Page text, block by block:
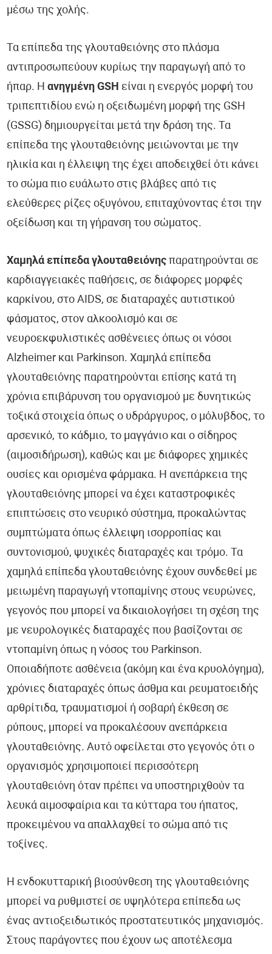
μέσω της χολής.
Τα επίπεδα της γλουταθειόνης στο πλάσμα
αντιπροσωπεύουν κυρίως την παραγωγή από το
ήπαρ. Ηανηγμένη GSH είναι η ενεργός μορφή του
τριπεπτιδίου ενώ η οξειδωμένη μορφή της GSH
(GSSG) δημιουργείται μετά την δράση της. Τα
επίπεδα της γλουταθειόνης μειώνονται με την
ηλικία και η έλλειψη της έχει αποδειχθεί ότι κάνει
το σώμα πιο ευάλωτο στις βλάβες από τις
ελεύθερες ρίζες οξυγόνου, επιταχύνοντας έτσι την
οξείδωση και τη γήρανση του σώματος.
Χαμηλά επίπεδα γλουταθειόνης παρατηρούνται σε
καρδιαγγειακές παθήσεις, σε διάφορες μορφές
καρκίνου, στο AIDS, σε διαταραχές αυτιστικού
φάσματος, στον αλκοολισμό και σε
νευροεκφυλιστικές ασθένειες όπως οι νόσοι
Alzheimer και Parkinson. Χαμηλά επίπεδα
γλουταθειόνης παρατηρούνται επίσης κατά τη
χρόνια επιβάρυνση του οργανισμού με δυνητικώς
τοξικά στοιχεία όπως ο υδράργυρος, ο μόλυβδος, το
αρσενικό, το κάδμιο, το μαγγάνιο και ο σίδηρος
(αιμοσιδήρωση), καθώς και με διάφορες χημικές
ουσίες και ορισμένα φάρμακα. Η ανεπάρκεια της
γλουταθειόνης μπορεί να έχει καταστροφικές
επιπτώσεις στο νευρικό σύστημα, προκαλώντας
συμπτώματα όπως έλλειψη ισορροπίας και
συντονισμού, ψυχικές διαταραχές και τρόμο. Τα
χαμηλά επίπεδα γλουταθειόνης έχουν συνδεθεί με
μειωμένη παραγωγή ντοπαμίνης στους νευρώνες,
γεγονός που μπορεί να δικαιολογήσει τη σχέση της
με νευρολογικές διαταραχές που βασίζονται σε
ντοπαμίνη όπως η νόσος του Parkinson.
Οποιαδήποτε ασθένεια (ακόμη και ένα κρυολόγημα),
χρόνιες διαταραχές όπως άσθμα και ρευματοειδής
αρθρίτιδα, τραυματισμοί ή σοβαρή έκθεση σε
ρύπους, μπορεί να προκαλέσουν ανεπάρκεια
γλουταθειόνης. Αυτό οφείλεται στο γεγονός ότι ο
οργανισμός χρησιμοποιεί περισσότερη
γλουταθειόνη όταν πρέπει να υποστηριχθούν τα
λευκά αιμοσφαίρια και τα κύτταρα του ήπατος,
προκειμένου να απαλλαχθεί το σώμα από τις
τοξίνες.
Η ενδοκυτταρική βιοσύνθεση της γλουταθειόνης
μπορεί να ρυθμιστεί σε υψηλότερα επίπεδα ως
ένας αντιοξειδωτικός προστατευτικός μηχανισμός.
Στους παράγοντες που έχουν ως αποτέλεσμα